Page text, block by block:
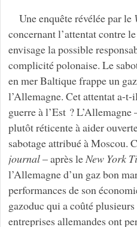
Une enquête révélée par le
concernant l’attentat contre
envisage la possible
complicité polonaise. Le
en mer Baltique frappe un
l’Allemagne. Cet attentat a-
guerre à l’Est ?
plutôt réticente à aider
sabotage attribué à Moscou.
journal– après leNew York
l’Allemagne d’un gaz bon
performances de son
gazoduc qui a coûté
entreprises allemandes ont